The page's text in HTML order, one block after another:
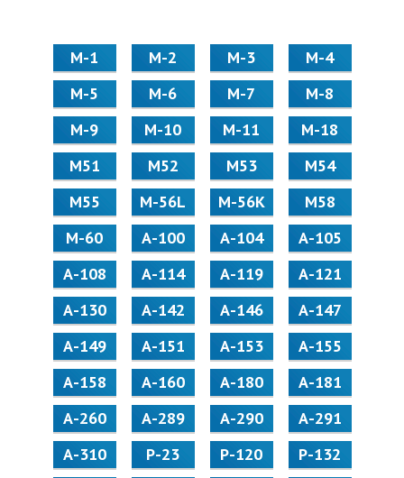
М-1 М-2 М-3
М-4
М-5
М-6 М-7
М-8
М-9
М-10 М-11
М-18
М51
М52 М53
М54
М55
M-56L M-56K
М58
M-60
А-100 А-104
А-105
А-108
А-114 А-119
А-121
А-130
А-142 А-146
А-147
А-149
А-151 А-153
А-155
А-158
А-160 А-180
А-181
А-260
А-289 А-290
А-291
А-310
Р-23 Р-120
Р-132